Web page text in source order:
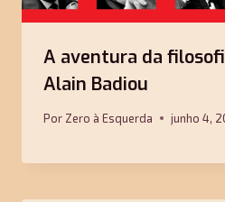
A aventura da
Alain Badiou
Por Zero à Esquerda junho 4,